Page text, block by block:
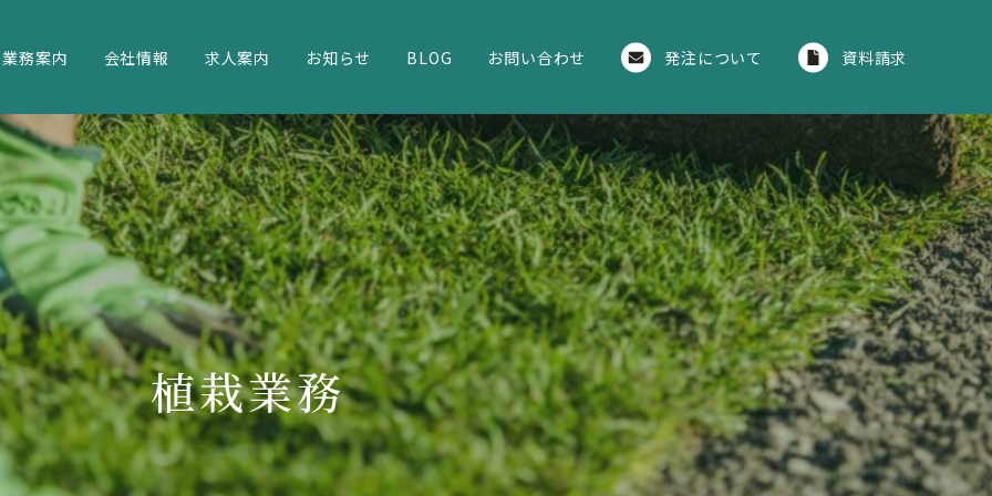
業務案内 会社情報 求人案内 お知らせ BLOG お問い合わせ 発注について 資料請求
植栽業務